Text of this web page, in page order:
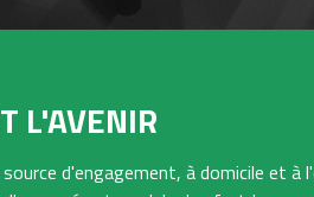
L'AVENIR
d'engagement, à domicile et à